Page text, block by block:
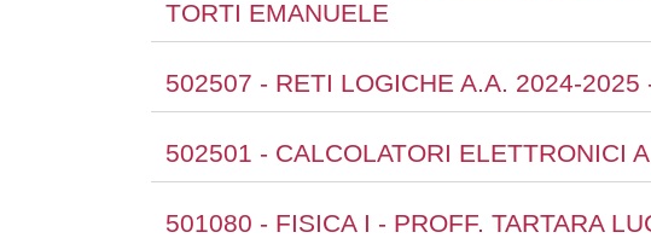
TORTI EMANUELE
502507 - RETI LOGICHE A.A. 2024-2025
502501 - CALCOLATORI ELETTRONICI
501080 - FISICA I - PROFF. TARTARA